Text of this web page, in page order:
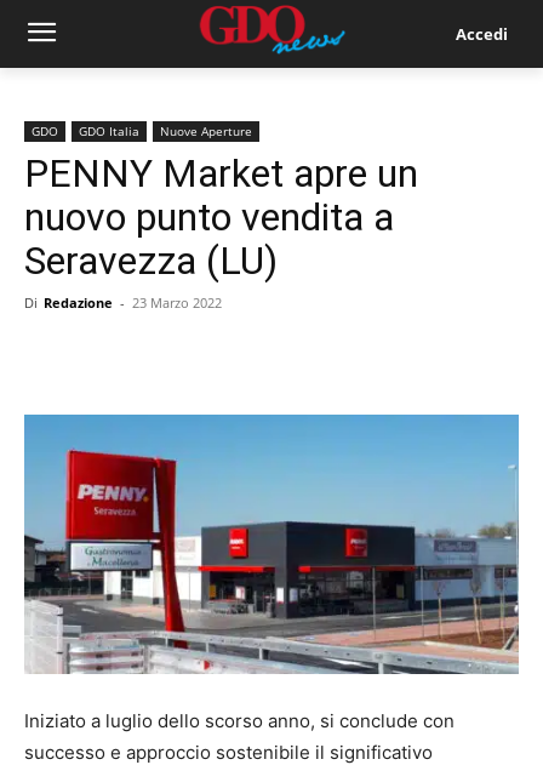
Accedi
GDO GDO Italia Nuove Aperture
PENNY Market apre un
nuovo punto vendita a
Seravezza (LU)
Di Redazione - 23 Marzo 2022
Iniziato a luglio dello scorso anno, si conclude con
successo e approccio sostenibile il significativo